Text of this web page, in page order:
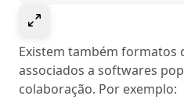
Existem também formatos
associados a softwares
colaboração. Por exemplo: